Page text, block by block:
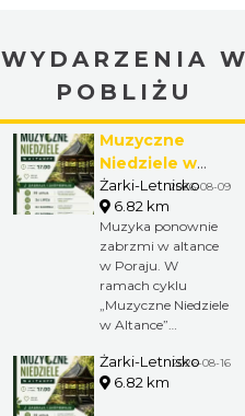
WYDARZENIA W
POBLIŻU
Muzyczne
Niedziele w
Altance w
Żarkach -
Letnisku
Żarki-Letnisko2026-08-09
6.82 km
Muzyka ponownie
zabrzmi w altance
w Poraju. W
ramach cyklu
„Muzyczne Niedziele
w Altance”
wakacyjne koncerty.
Od 26 lipca do 16
Żarki-Letnisko2026-08-16
6.82 km